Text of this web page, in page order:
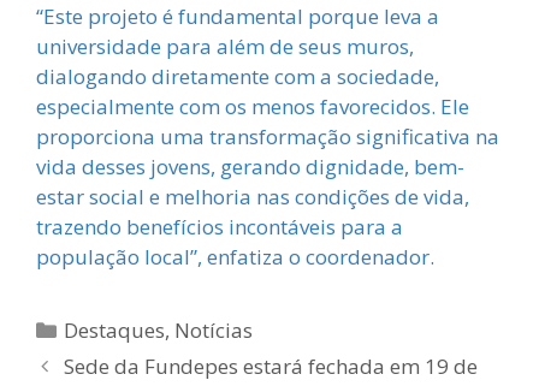
“Este projeto é fundamental porque leva a
universidade para além de seus muros,
dialogando diretamente com a sociedade,
especialmente com os menos favorecidos. Ele
proporciona uma transformação significativa na
vida desses jovens, gerando dignidade, bem-
estar social e melhoria nas condições de vida,
trazendo benefícios incontáveis para a
população local”, enfatiza o coordenador.
Categorias
Destaques, Notícias
Sede da Fundepes estará fechada em 19 de